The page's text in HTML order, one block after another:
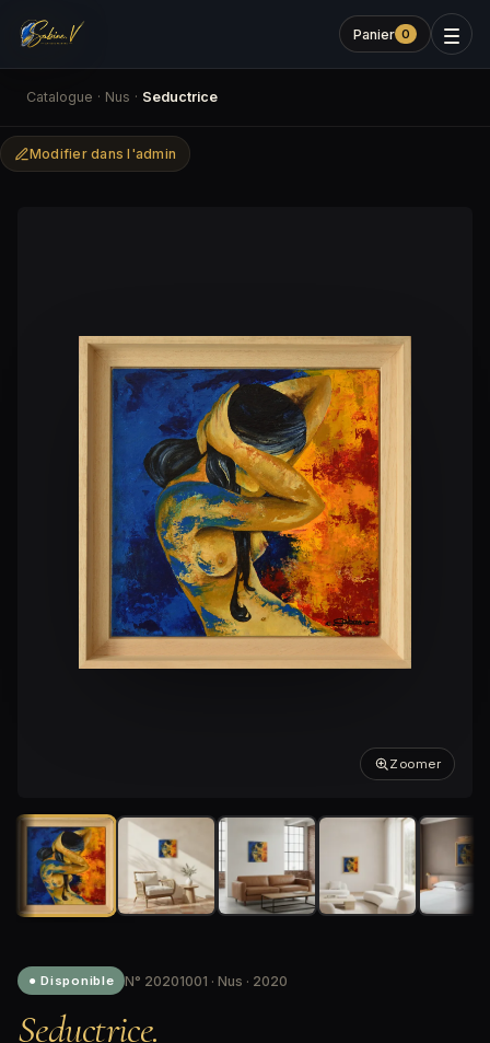
Panier 0
Catalogue · Nus · Seductrice
Modifier dans l'admin
Zoomer
● Disponible N° 20201001 · Nus · 2020
Seductrice.